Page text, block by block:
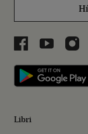
Libri aLibri a
Libri